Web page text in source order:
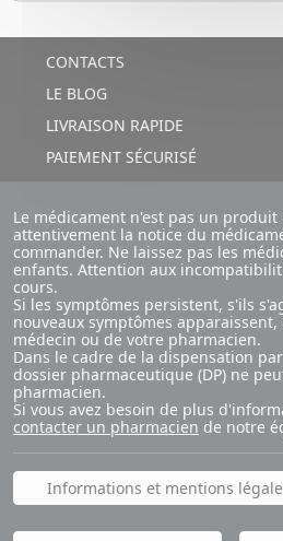
CONTACTS
LE BLOG
LIVRAISON RAPIDE
PAIEMENT SÉCURISÉ
Le médicament n'est pas un produit
attentivement la notice du
commander. Ne laissez pas les
enfants. Attention aux
cours.
Si les symptômes persistent, s'ils
nouveaux symptômes
médecin ou de votre pharmacien.
Dans le cadre de la dispensation
dossier pharmaceutique (DP) ne
pharmacien.
Si vous avez besoin de plus
contacter un pharmacien de notre
Informations et mentions